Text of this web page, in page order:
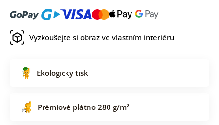
Vyzkoušejte si obraz ve vlastním interiéru
Ekologický tisk
Prémiové plátno 280 g/m²